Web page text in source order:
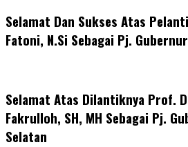
Selamat Dan Sukses Atas
Fatoni, N.Si Sebagai Pj.
Selamat Atas Dilantiknya Prof.
Fakrulloh, SH, MH Sebagai Pj.
Selatan